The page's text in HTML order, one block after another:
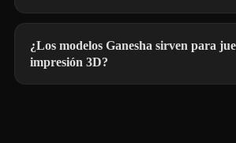
¿Los modelos Ganesha sirven para
impresión 3D?